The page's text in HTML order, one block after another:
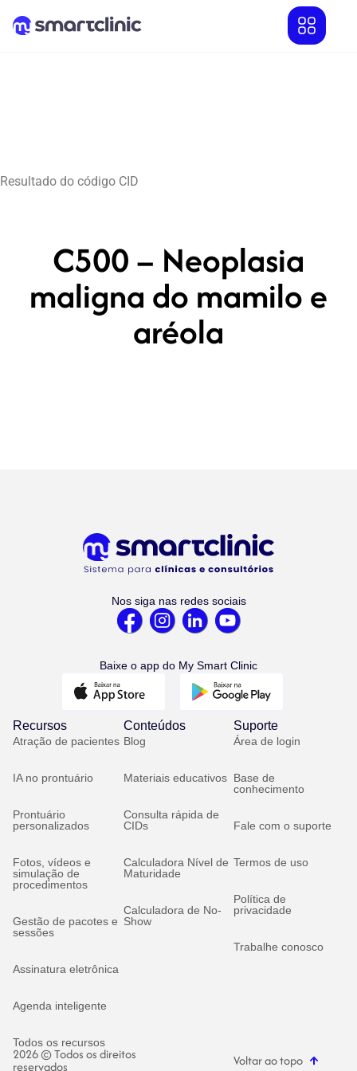
Resultado do código CID
C500 – Neoplasia
maligna do mamilo e
aréola
Nos siga nas redes sociais
Baixe o app do My Smart Clinic
Recursos
Atração de pacientes
IA no prontuário
Prontuário
personalizados
Fotos, vídeos e
simulação de
procedimentos
Gestão de pacotes e
sessões
Assinatura eletrônica
Agenda inteligente
Todos os recursos
Conteúdos
Blog
Materiais educativos
Consulta rápida de
CIDs
Calculadora Nível de
Maturidade
Calculadora de No-
Show
Suporte
Área de login
Base de
conhecimento
Fale com o suporte
Termos de uso
Política de
privacidade
Trabalhe conosco
2026 © Todos os direitos
reservados Voltar ao topo